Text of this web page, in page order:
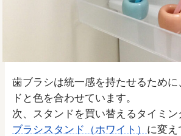
歯ブラシは統一感を持たせるため
ドと色を合わせています。
次、スタンドを買い替えるタイミン
ブラシスタンド（ホワイト） に変え